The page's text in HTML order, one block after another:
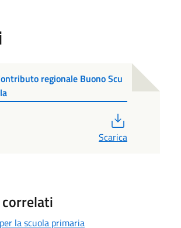
regionale Buono Scu
Scarica
la scuola primaria